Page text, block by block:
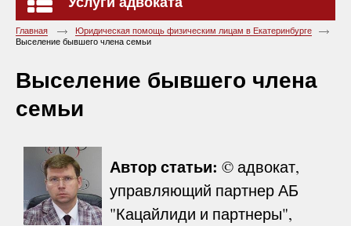
Главная
Юридическая помощь физическим лицам в Екатеринбурге
Выселение бывшего члена семьи
Выселение бывшего члена
семьи
Автор статьи: © адвокат,
управляющий партнер АБ
"Кацайлиди и партнеры",